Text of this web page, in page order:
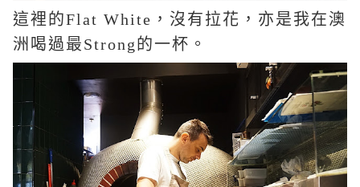
這裡的Flat White ，沒有拉花，亦是我在澳
洲喝過最Strong的一杯。